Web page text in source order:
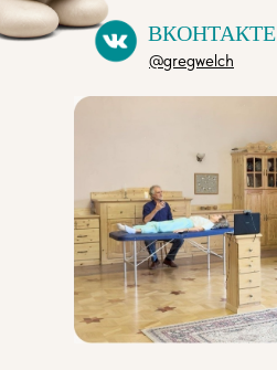
ВКОНТАКТЕ
@gregwelch